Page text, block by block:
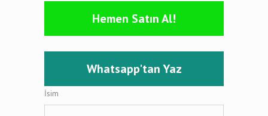
Hemen Satın Al!
Whatsapp'tan Yaz
İsim